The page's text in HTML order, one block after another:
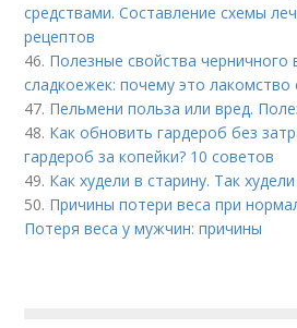
средствами. Составление схемы
рецептов
46. Полезные свойства черничного
сладкоежек: почему это лакомство
47. Пельмени польза или вред.
48. Как обновить гардероб без
гардероб за копейки? 10 советов
49. Как худели в старину. Так
50. Причины потери веса при
Потеря веса у мужчин: причины